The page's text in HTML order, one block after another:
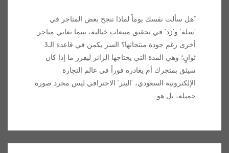
“هل سألت نفسك يوماً لماذا تنجح بعض المتاجر في
‘سلة‘ و’زد‘ في تحقيق مبيعات خيالية، بينما تعاني متاجر
أخرى رغم جودة منتجاتها؟ السر يكمن في قاعدة الـ3
ثوانٍ؛ وهي المدة التي يحتاجها الزائر ليقرر ما إذا كان
سيثق بمتجرك أم يغادره فوراً في عالم التجارة
الإلكترونية السعودي، ‘البنر‘ الاحترافي ليس مجرد صورة
جميلة، بل هو